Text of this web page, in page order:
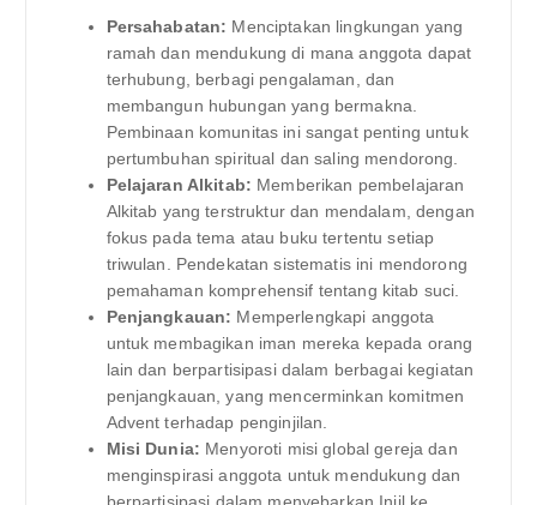
Persahabatan: Menciptakan lingkungan yang
ramah dan mendukung di mana anggota dapat
terhubung, berbagi pengalaman, dan
membangun hubungan yang bermakna.
Pembinaan komunitas ini sangat penting untuk
pertumbuhan spiritual dan saling mendorong.
Pelajaran Alkitab: Memberikan pembelajaran
Alkitab yang terstruktur dan mendalam, dengan
fokus pada tema atau buku tertentu setiap
triwulan. Pendekatan sistematis ini mendorong
pemahaman komprehensif tentang kitab suci.
Penjangkauan: Memperlengkapi anggota
untuk membagikan iman mereka kepada orang
lain dan berpartisipasi dalam berbagai kegiatan
penjangkauan, yang mencerminkan komitmen
Advent terhadap penginjilan.
Misi Dunia: Menyoroti misi global gereja dan
menginspirasi anggota untuk mendukung dan